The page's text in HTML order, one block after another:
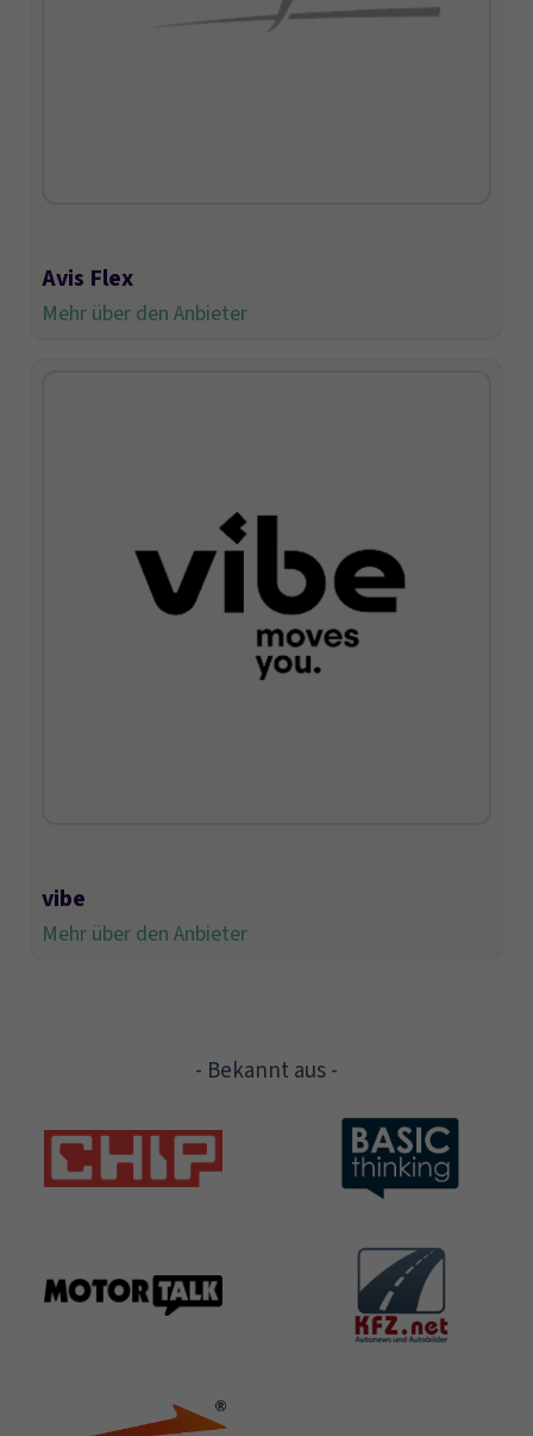
Avis Flex
Mehr über den Anbieter
vibe
Mehr über den Anbieter
- Bekannt aus -